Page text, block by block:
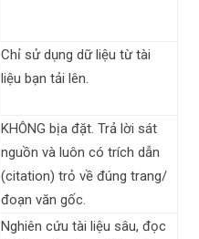
Chỉ sử dụng dữ liệu từ tài
liệu bạn tải lên.
KHÔNG bịa đặt. Trả lời sát
nguồn và luôn có trích dẫn
(citation) trỏ về đúng trang/
đoạn văn gốc.
Nghiên cứu tài liệu sâu, đọc